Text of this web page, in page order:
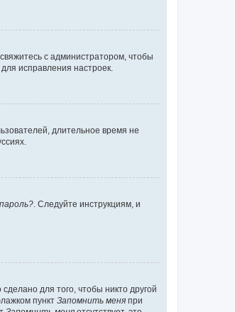
с администратором, чтобы
исправления настроек.
длительное время не
. Следуйте инструкциям, и
для того, чтобы никто другой
пункт Запомнить меня при